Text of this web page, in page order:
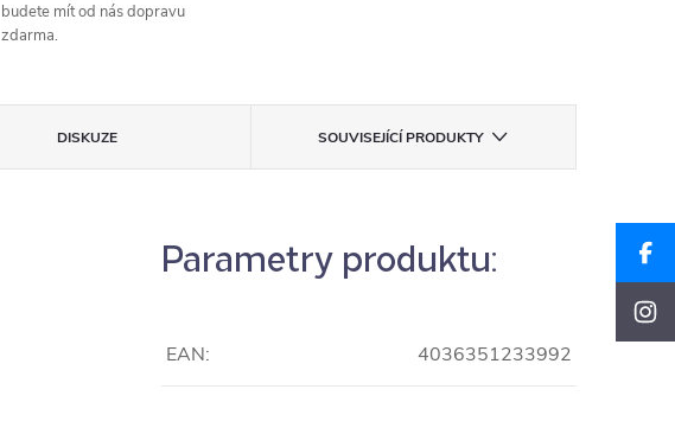
budete mít od nás dopravu
zdarma.
DISKUZE SOUVISEJÍCÍ PRODUKTY
Parametry produktu:
EAN: 4036351233992